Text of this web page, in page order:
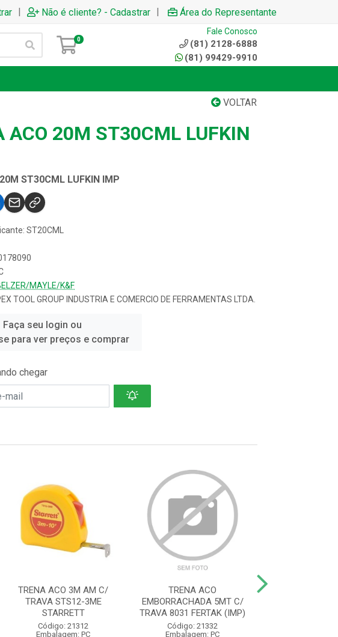
| Não é cliente? - Cadastrar | Área do Representante
0
Fale Conosco
(81) 2128-6888
(81) 99429-9910
VOLTAR
ACO 20M ST30CML LUFKIN
ST30CML LUFKIN IMP
ST20CML
MAYLE/K&F
TOOL GROUP INDUSTRIA E COMERCIO DE FERRAMENTAS LTDA.
Faça seu login ou
para ver preços e comprar
chegar
TRENA ACO 3M AM C/
TRAVA STS12-3ME
STARRETT
Código: 21312
Embalagem: PC
TRENA ACO
EMBORRACHADA 5MT C/
TRAVA 8031 FERTAK (IMP)
Código: 21332
Embalagem: PC